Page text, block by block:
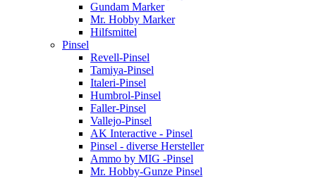
Gundam Marker
Mr. Hobby Marker
Hilfsmittel
Pinsel
Revell-Pinsel
Tamiya-Pinsel
Italeri-Pinsel
Humbrol-Pinsel
Faller-Pinsel
Vallejo-Pinsel
AK Interactive - Pinsel
Pinsel - diverse Hersteller
Ammo by MIG -Pinsel
Mr. Hobby-Gunze Pinsel